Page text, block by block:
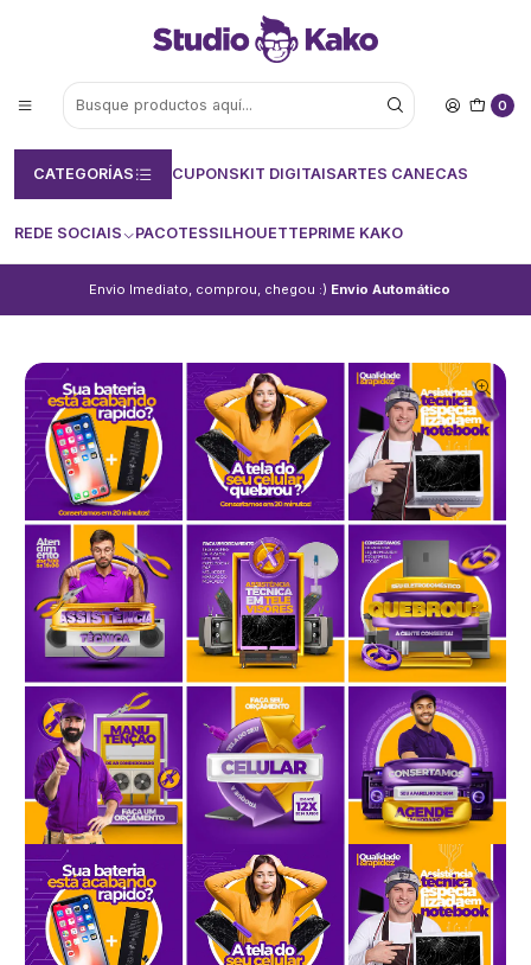
0
CATEGORÍAS CUPONSKIT DIGITAISARTES CANECAS
REDE SOCIAIS PACOTESSILHOUETTEPRIME KAKO
Envio Imediato, comprou, chegou :) Envio Automático